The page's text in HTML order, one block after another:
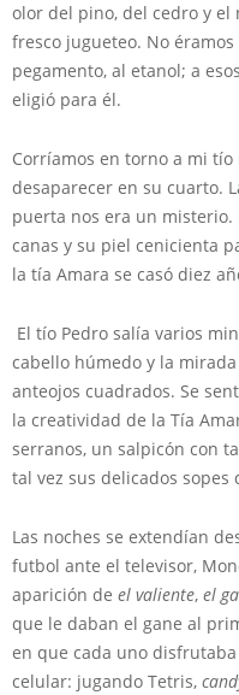
olor del pino, del cedro y
fresco jugueteo. No
pegamento, al etanol; a
eligió para él.
Corríamos en torno a mi
desaparecer en su cuarto.
puerta nos era un misterio.
canas y su piel cenicienta
la tía Amara se casó diez
El tío Pedro salía varios
cabello húmedo y la
anteojos cuadrados. Se
la creatividad de la Tía
serranos, un salpicón con
tal vez sus delicados
Las noches se extendían
futbol ante el televisor,
aparición de el valiente, el
que le daban el gane al
en que cada uno
celular: jugando Tetris,